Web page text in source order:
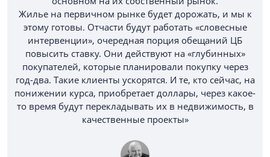
Жилье на первичном рынке будет дорожать, и мы к
этому готовы. Отчасти будут работать «словесные
интервенции», очередная порция обещаний ЦБ
повысить ставку. Они действуют на «глубинных»
покупателей, которые планировали покупку через
год-два. Такие клиенты ускорятся. И те, кто сейчас, на
понижении курса, приобретает доллары, через какое-
то время будут перекладывать их в недвижимость, в
качественные проекты»